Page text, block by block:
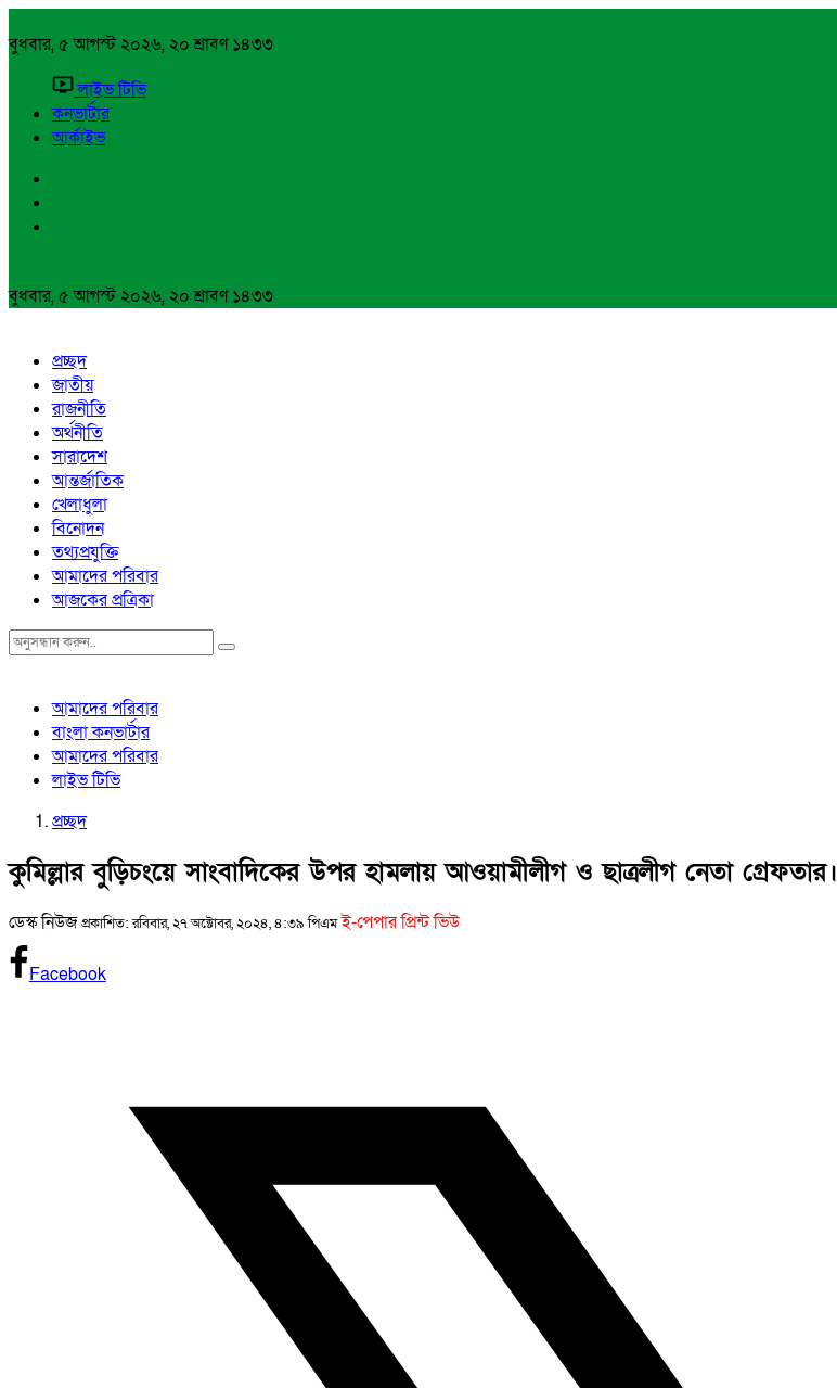
বুধবার, ৫ আগস্ট ২০২৬, ২০ শ্রাবণ ১৪৩৩
লাইভ টিভি
কনভার্টার
আর্কাইভ
বুধবার, ৫ আগস্ট ২০২৬, ২০ শ্রাবণ ১৪৩৩
প্রচ্ছদ
জাতীয়
রাজনীতি
অর্থনীতি
সারাদেশ
আন্তর্জাতিক
খেলাধুলা
বিনোদন
তথ্যপ্রযুক্তি
আমাদের পরিবার
আজকের প্রত্রিকা
আমাদের পরিবার
বাংলা কনভার্টার
আমাদের পরিবার
লাইভ টিভি
প্রচ্ছদ
কুমিল্লার বুড়িচংয়ে সাংবাদিকের উপর হামলায় আওয়ামীলীগ ও ছাত্রলীগ নেতা গ্রেফতার।
ডেস্ক নিউজপ্রকাশিত: রবিবার, ২৭ অক্টোবর, ২০২৪, ৪:৩৯ পিএম ই-পেপার প্রিন্ট ভিউ
Facebook